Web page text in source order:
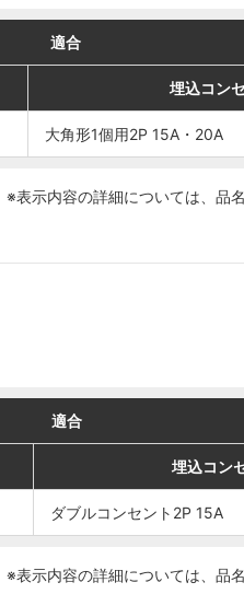
適合
埋込コン
大角形1個用2P 15A・20A
適合
埋込コン
大角形1個用2P 15A・20A
※表示内容の詳細については、 品
適合
埋込コン
ダブルコンセント2P 15A
適合
埋込コン
ダブルコンセント2P 15A
※表示内容の詳細については、 品